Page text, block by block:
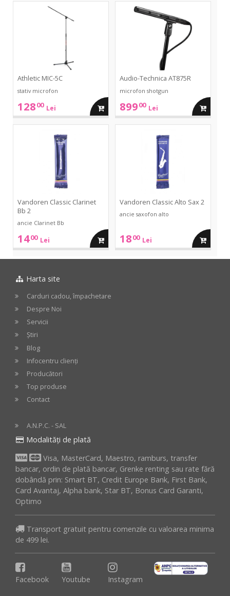
Athletic MIC-5C
stativ microfon
12800 Lei adauga
AT875R
Audio-Technica AT875R
microfon shotgun
89900 Lei adauga
Vandoren Classic Clarinet
Bb 2
ancie Clarinet Bb
1400 Lei adauga
in
Vandoren Classic Alto Sax 2
ancie saxofon alto
1800 Lei adauga
in
Harta site
Carduri cadou, împachetare
Despre Noi
Servicii
Știri
Blog
Infocentru clienți
Producători
Top produse
Contact
A.N.P.C. - SAL
Modalități de plată
Visa, MasterCard, Maestro, ramburs, transfer
bancar, ordin de plată bancar, Grenke renting sau rate fără
dobândă prin: Smart BT, Credit Europe Bank, First Bank,
Card Avantaj, Alpha bank, Star BT, Bonus Card Garanti,
Optimo
Transport gratuit pentru comenzile cu valoarea minima
de 499 lei.
Facebook Youtube Instagram